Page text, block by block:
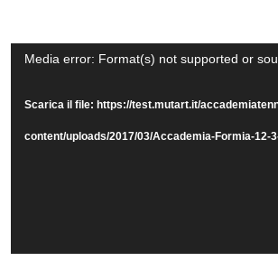
Video
Media error: Format(s) not supported or
Scarica il file: https://test.mutart.it/
content/uploads/2017/03/Accademia-Formia-12-